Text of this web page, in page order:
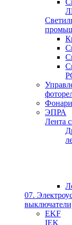
ЭПРА
Лента
07.
EKF
IEK